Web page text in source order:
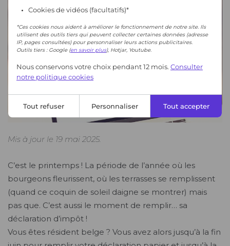
Cookies de vidéos (facultatifs)*
*Ces cookies nous aident à améliorer le fonctionnement de notre site. Ils
utilisent des outils tiers qui peuvent collecter certaines données (adresse
IP, pages consultées) pour personnaliser leurs actions publicitaires.
Outils tiers : Google (en savoir plus), Hotjar, Youtube.
Nous conservons votre choix pendant 12 mois. Consulter
notre politique cookies
Tout refuser Personnaliser Tout accepter